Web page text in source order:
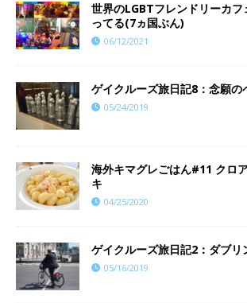
世界のLGBTフレンドリーカ
ってる(7ヵ国ぶん)
06/12/2021
ゲイクルーズ旅日記8：念願の
05/24/2019
海外キマグレごはん#11 クロ
キ
04/25/2020
ゲイクルーズ旅日記2：ダブリ
05/16/2019